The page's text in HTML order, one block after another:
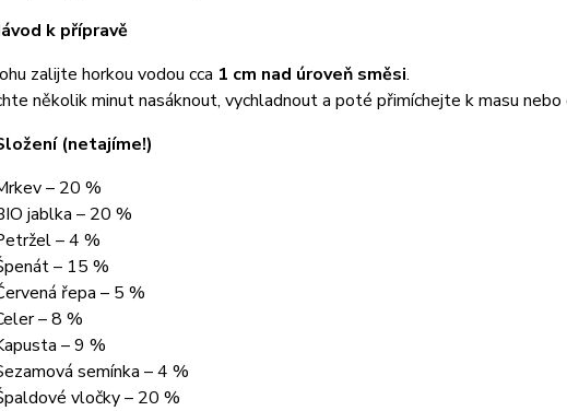
k přípravě
zalijte horkou vodou cca 1 cm nad úroveň směsi.
několik minut nasáknout, vychladnout a poté přimíchejte k masu
(netajíme!)
– 20 %
jablka – 20 %
– 4 %
– 15 %
řepa – 5 %
– 8 %
– 9 %
semínka – 4 %
vločky – 20 %